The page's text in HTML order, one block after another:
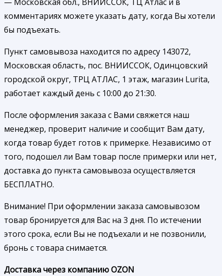
комментариях можете указать дату, когда Вы хотели
бы подъехать.
Пункт самовывоза находится по адресу 143072,
Московская область, пос. ВНИИССОК, Одинцовский
городской округ, ТРЦ АТЛАС, 1 этаж, магазин Lurita,
работает каждый день с 10:00 до 21:30.
После оформления заказа с Вами свяжется наш
менеджер, проверит наличие и сообщит Вам дату,
когда товар будет готов к примерке. Независимо от
того, подошел ли Вам товар после примерки или нет,
доставка до пункта самовывоза осуществляется
БЕСПЛАТНО.
Внимание! При оформлении заказа самовывозом
товар бронируется для Вас на 3 дня. По истечении
этого срока, если Вы не подъехали и не позвонили,
бронь с товара снимается.
Доставка через компанию OZON